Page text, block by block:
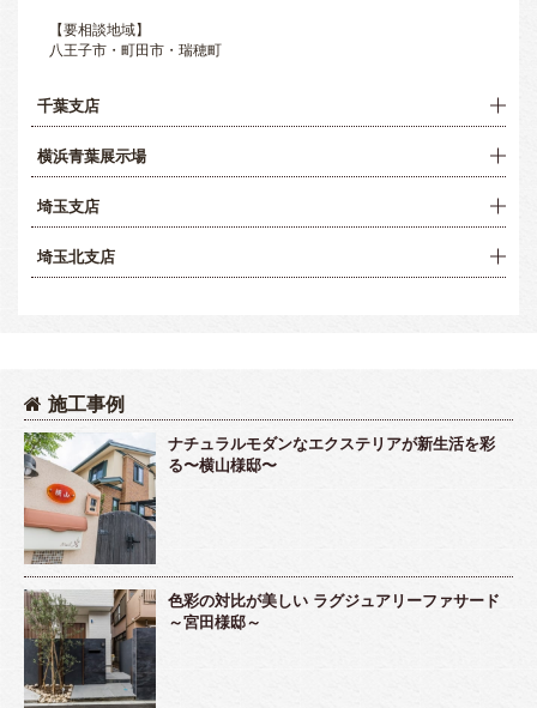
【要相談地域】
八王子市・町田市・瑞穂町
千葉支店
横浜青葉展示場
埼玉支店
埼玉北支店
施工事例
ナチュラルモダンなエクステリアが新生活を彩
る〜横山様邸〜
色彩の対比が美しい ラグジュアリーファサード
～宮田様邸～